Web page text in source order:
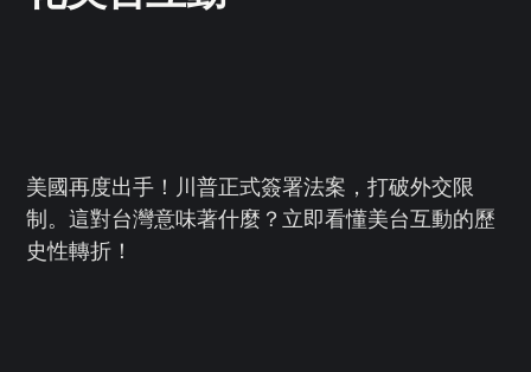
美國再度出手！川普正式簽署法案，打破外交限
制。這對台灣意味著什麼？立即看懂美台互動的歷
史性轉折！